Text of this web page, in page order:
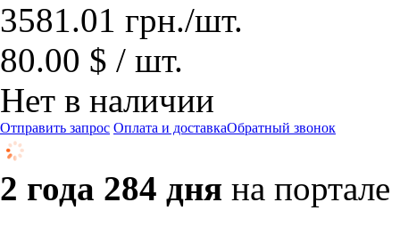
3581.01 грн./шт.
80.00 $ / шт.
Нет в наличии
Отправить запрос Оплата и доставкаОбратный звонок
2 года 284 дня на портале